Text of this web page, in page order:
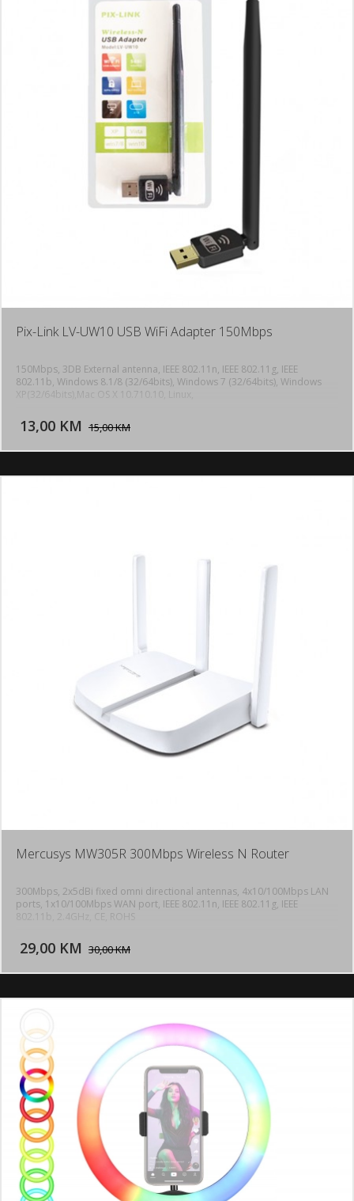
Pix-Link LV-UW10 USB WiFi Adapter 150Mbps
150Mbps, 3DB External antenna, IEEE 802.11n, IEEE 802.11g, IEEE
802.11b, Windows 8.1/8 (32/64bits), Windows 7 (32/64bits), Windows
XP(32/64bits),Mac OS X 10.710.10, Linux,
13,00 KM 15,00 KM
Mercusys MW305R 300Mbps Wireless N Router
300Mbps, 2x5dBi fixed omni directional antennas, 4x10/100Mbps LAN
ports, 1x10/100Mbps WAN port, IEEE 802.11n, IEEE 802.11g, IEEE
802.11b, 2.4GHz, CE, ROHS
29,00 KM 30,00 KM